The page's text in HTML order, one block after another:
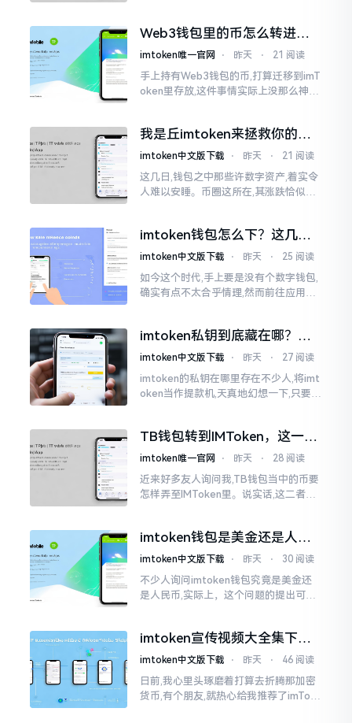
是陷阱。
Web3钱包里的币怎么转进
imToken？别慌，三步搞定
imtoken唯一官网 ⋅ 昨天 ⋅ 21 阅读
手上持有Web3钱包的币,打算迁移到imT
oken里存放,这件事情实际上没那么神秘
我是丘imtoken来拯救你的钱
包
imtoken中文版下载 ⋅ 昨天 ⋅ 21 阅读
这几日,钱包之中那些许数字资产,着实令
人难以安睡。币圈这所在,其涨跌恰似翻
堆币
imtoken钱包怎么下？这几种
靠谱路子别走歪
imtoken中文版下载 ⋅ 昨天 ⋅ 25 阅读
如今这个时代,手上要是没有个数字钱包,
确实有点不太合乎情理,然而前往应用商
似乎相似
imtoken私钥到底藏在哪？别
慌，找对地方才安心
imtoken中文版下载 ⋅ 昨天 ⋅ 27 阅读
imtoken的私钥在哪里存在不少人,将imt
oken当作提款机,天真地幻想一下,只要把
TB钱包转到IMToken，这一步
别走错
imtoken唯一官网 ⋅ 昨天 ⋅ 28 阅读
近来好多友人询问我,TB钱包当中的币要
怎样弄至IMToken里。说实话,这二者皆
就迷糊了
imtoken钱包是美金还是人民
币？其实它是个“多面手”
imtoken中文版下载 ⋅ 昨天 ⋅ 30 阅读
不少人询问imtoken钱包究竟是美金还
是人民币,实际上，这个问题的提出可谓
一个“钱包”而已
imtoken宣传视频大全集下
载，新手看完就懂怎么用
imtoken中文版下载 ⋅ 昨天 ⋅ 46 阅读
日前,我心里头琢磨着打算去折腾那加密
货币,有个朋友,就热心给我推荐了imTok